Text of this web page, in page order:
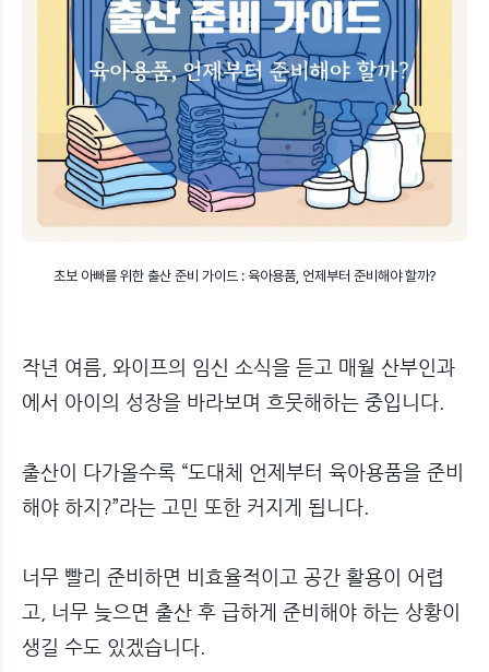
초보 아빠를 위한 출산 준비 가이드 : 육아용품, 언제부터 준비해야 할까?
작년 여름, 와이프의 임신 소식을 듣고 매월 산부인과
에서 아이의 성장을 바라보며 흐뭇해하는 중입니다.
출산이 다가올수록 “도대체 언제부터 육아용품을 준비
해야 하지?”라는 고민 또한 커지게 됩니다.
너무 빨리 준비하면 비효율적이고 공간 활용이 어렵
고, 너무 늦으면 출산 후 급하게 준비해야 하는 상황이
생길 수도 있겠습니다.